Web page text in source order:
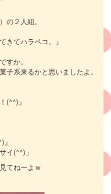
の２人組。
きてハラペコ。』
すか。
子系来るかと思いましたよ。
(^^)』
イ(^^)」
てねーよｗ